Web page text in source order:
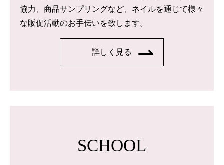
協力、商品サンプリングなど、ネイルを通じて様々
な販促活動のお手伝いを致します。
詳しく見る
SCHOOL